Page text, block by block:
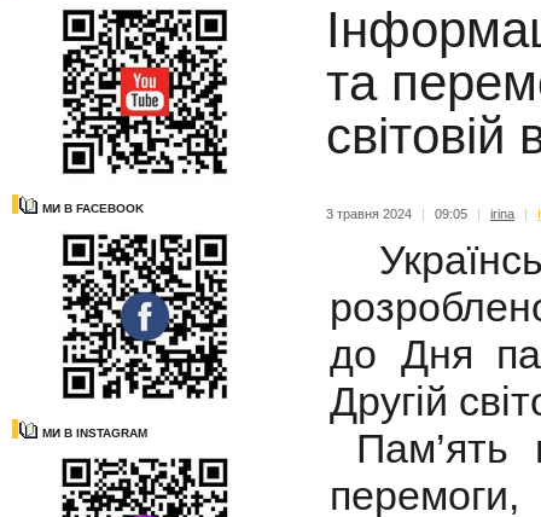
МИ В FACEBOOK
МИ В INSTAGRAM
та
світовій
3 травня 2024 | 09:05 | irina |
до Дня
Другій
Пам’ять